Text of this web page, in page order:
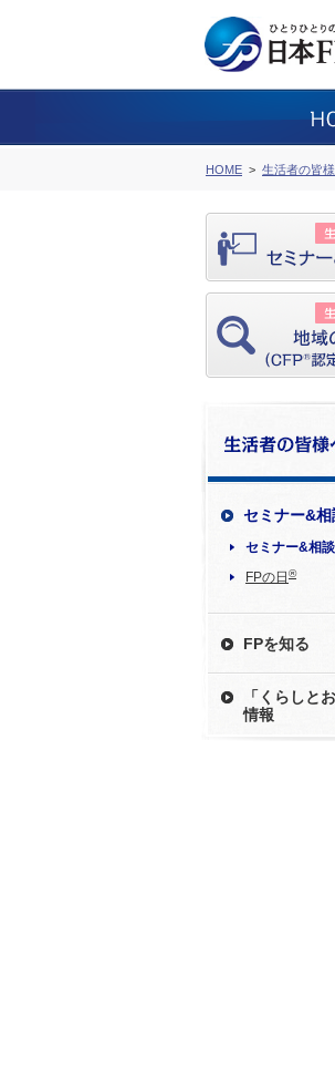
HOME 生活者の皆
セミナー&相
セミナー&相
FPの日 ®
FPを知る
「くらしと
情報